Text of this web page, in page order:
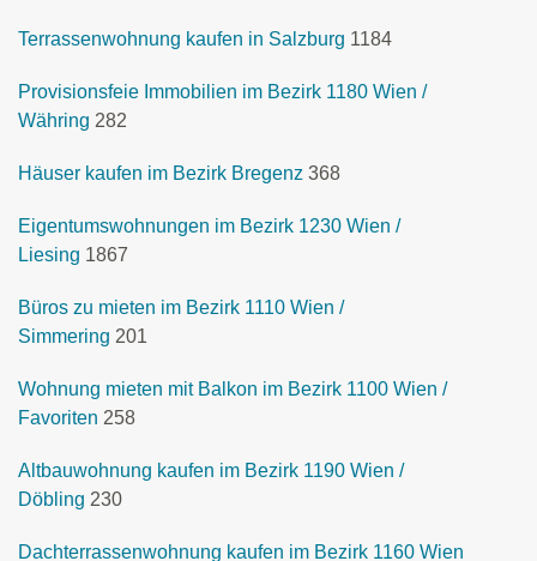
Terrassenwohnung kaufen in Salzburg 1184
Provisionsfeie Immobilien im Bezirk 1180 Wien /
Währing 282
Häuser kaufen im Bezirk Bregenz 368
Eigentumswohnungen im Bezirk 1230 Wien /
Liesing 1867
Büros zu mieten im Bezirk 1110 Wien /
Simmering 201
Wohnung mieten mit Balkon im Bezirk 1100 Wien /
Favoriten 258
Altbauwohnung kaufen im Bezirk 1190 Wien /
Döbling 230
Dachterrassenwohnung kaufen im Bezirk 1160 Wien